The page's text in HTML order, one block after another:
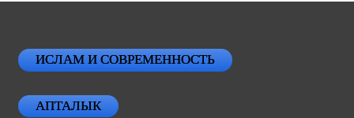
ИСЛАМ И СОВРЕМЕННОСТЬ
АПТАЛЫК